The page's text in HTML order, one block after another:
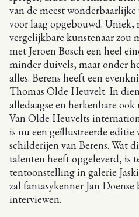
van de meest
voor laag opgebouwd. Uniek,
vergelijkbare kunstenaar zou
met Jeroen Bosch een heel
minder duivels, maar onder
alles. Berens heeft een
Thomas Olde Heuvelt. In
alledaagse en herkenbare
Van Olde Heuvelts
is nu een geïllustreerde editie
schilderijen van Berens. Wat
talenten heeft opgeleverd, is
tentoonstelling in galerie
zal fantasykenner Jan Doense
interviewen.